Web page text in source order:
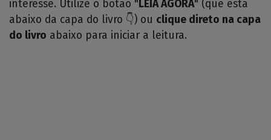
interesse. Utilize o botão " LEIA AGORA" (que está
abaixo da capa do livro 👇) ou clique direto na capa
do livro abaixo para iniciar a leitura.